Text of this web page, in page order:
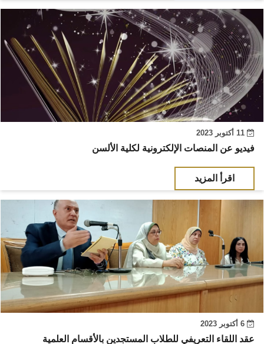
فيديو عن المنصات الإلكترونية لكلية الألسن
اقرأ المزيد
عقد اللقاء التعريفي للطلاب المستجدين بالأقسام العلمية